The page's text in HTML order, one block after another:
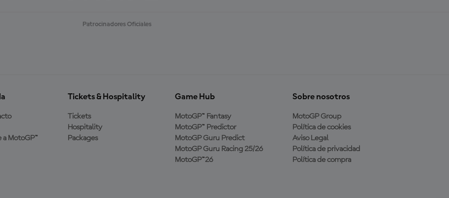
Patrocinadores Oficiales
a MotoGP™
Tickets & Hospitality
Tickets
Hospitality
Packages
Game Hub
MotoGP™ Fantasy
MotoGP™ Predictor
MotoGP Guru Predict
MotoGP Guru Racing 25/26
MotoGP™26
Sobre nosotros
MotoGP Group
Política de cookies
Aviso Legal
Política de privacidad
Política de compra